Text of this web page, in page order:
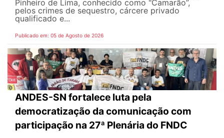
Pinheiro de Lima, conhecido como "Camarão”,
pelos crimes de sequestro, cárcere privado
qualificado e...
Publicado em: 05 de Agosto de 2026
ANDES-SN fortalece luta pela
democratização da comunicação com
participação na 27ª Plenária do FNDC